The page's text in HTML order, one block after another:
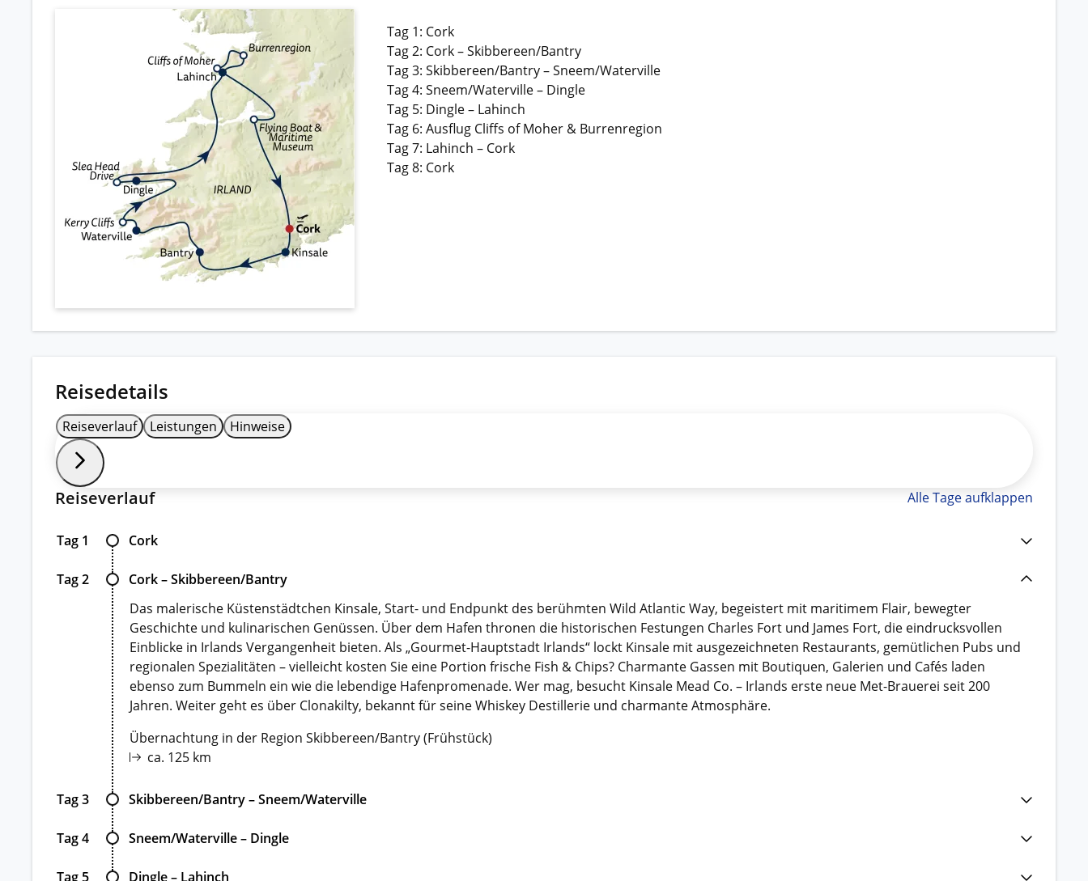
Tag 1: Cork
Tag 2: Cork – Skibbereen/Bantry
Tag 3: Skibbereen/Bantry – Sneem/Waterville
Tag 4: Sneem/Waterville – Dingle
Tag 5: Dingle – Lahinch
Tag 6: Ausflug Cliffs of Moher & Burrenregion
Tag 7: Lahinch – Cork
Tag 8: Cork
Reisedetails
Reiseverlauf Leistungen Hinweise
Reiseverlauf Alle Tage aufklappen
Tag 1 Cork
Tag 2
Cork – Skibbereen/Bantry
Das malerische Küstenstädtchen Kinsale, Start- und Endpunkt des berühmten Wild Atlantic Way, begeistert mit maritimem Flair, bewegter
Geschichte und kulinarischen Genüssen. Über dem Hafen thronen die historischen Festungen Charles Fort und James Fort, die eindrucksvollen
Einblicke in Irlands Vergangenheit bieten. Als „Gourmet-Hauptstadt Irlands“ lockt Kinsale mit ausgezeichneten Restaurants, gemütlichen Pubs und
regionalen Spezialitäten – vielleicht kosten Sie eine Portion frische Fish & Chips? Charmante Gassen mit Boutiquen, Galerien und Cafés laden
ebenso zum Bummeln ein wie die lebendige Hafenpromenade. Wer mag, besucht Kinsale Mead Co. – Irlands erste neue Met-Brauerei seit 200
Jahren. Weiter geht es über Clonakilty, bekannt für seine Whiskey Destillerie und charmante Atmosphäre.
Übernachtung in der Region Skibbereen/Bantry (Frühstück)
ca. 125 km
Tag 3 Skibbereen/Bantry – Sneem/Waterville
Tag 4 Sneem/Waterville – Dingle
Tag 5 Dingle – Lahinch